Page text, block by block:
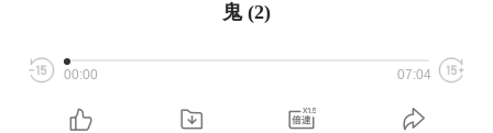
鬼 (2)
00:00 07:04